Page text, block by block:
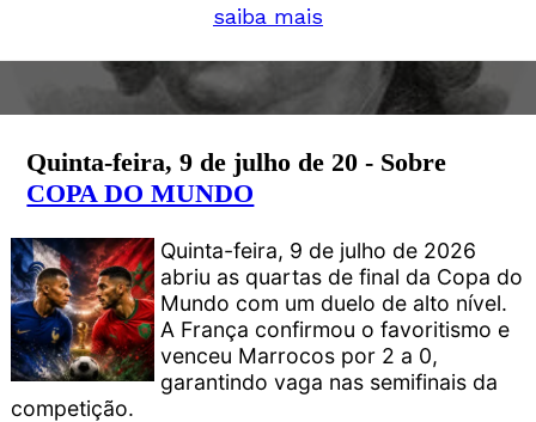
saiba mais
Quinta-feira, 9 de julho de 20 - Sobre
COPA DO MUNDO
Quinta-feira, 9 de julho de 2026
abriu as quartas de final da Copa do
Mundo com um duelo de alto nível.
A França confirmou o favoritismo e
venceu Marrocos por 2 a 0,
garantindo vaga nas semifinais da
competição.